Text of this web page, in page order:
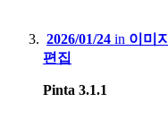
2026/01/24 in 이미지
편집
Pinta 3.1.1